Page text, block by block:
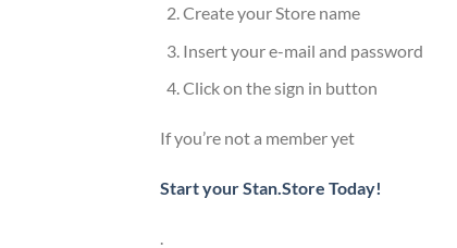
Create your Store name
Insert your e-mail and password
Click on the sign in button
If you’re not a member yet
Start your Stan.Store Today!